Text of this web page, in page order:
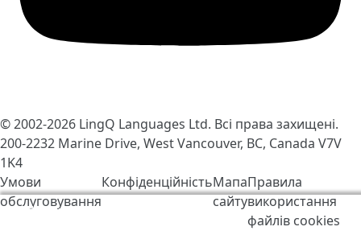
Ми використовуємо файли cookie, щоб зробити
LingQ кращим. Відвідавши сайт, Ви погоджуєтесь з
© 2002-2026 LingQ Languages Ltd. Всі права захищені.
200-2232 Marine Drive, West Vancouver, BC, Canada V7V
1K4
Умови
обслуговування
КонфіденційністьМапа
сайту
Правила
використання
файлів cookies